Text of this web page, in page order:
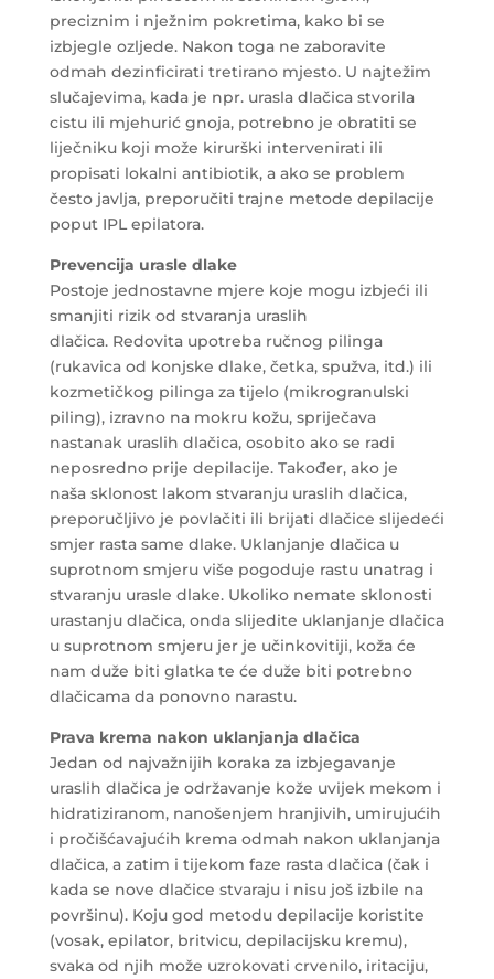
preciznim i nježnim pokretima, kako bi se
izbjegle ozljede. Nakon toga ne zaboravite
odmah dezinficirati tretirano mjesto. U najtežim
slučajevima, kada je npr. urasla dlačica stvorila
cistu ili mjehurić gnoja, potrebno je obratiti se
liječniku koji može kirurški intervenirati ili
propisati lokalni antibiotik, a ako se problem
često javlja, preporučiti trajne metode depilacije
poput IPL epilatora.
Prevencija urasle dlake
Postoje jednostavne mjere koje mogu izbjeći ili
smanjiti rizik od stvaranja uraslih
dlačica. Redovita upotreba ručnog pilinga
(rukavica od konjske dlake, četka, spužva, itd.) ili
kozmetičkog pilinga za tijelo (mikrogranulski
piling), izravno na mokru kožu, spriječava
nastanak uraslih dlačica, osobito ako se radi
neposredno prije depilacije. Također, ako je
naša sklonost lakom stvaranju uraslih dlačica,
preporučljivo je povlačiti ili brijati dlačice slijedeći
smjer rasta same dlake. Uklanjanje dlačica u
suprotnom smjeru više pogoduje rastu unatrag i
stvaranju urasle dlake. Ukoliko nemate sklonosti
urastanju dlačica, onda slijedite uklanjanje dlačica
u suprotnom smjeru jer je učinkovitiji, koža će
nam duže biti glatka te će duže biti potrebno
dlačicama da ponovno narastu.
Prava krema nakon uklanjanja dlačica
Jedan od najvažnijih koraka za izbjegavanje
uraslih dlačica je održavanje kože uvijek mekom i
hidratiziranom, nanošenjem hranjivih, umirujućih
i pročišćavajućih krema odmah nakon uklanjanja
dlačica, a zatim i tijekom faze rasta dlačica (čak i
kada se nove dlačice stvaraju i nisu još izbile na
površinu). Koju god metodu depilacije koristite
(vosak, epilator, britvicu, depilacijsku kremu),
svaka od njih može uzrokovati crvenilo, iritaciju,